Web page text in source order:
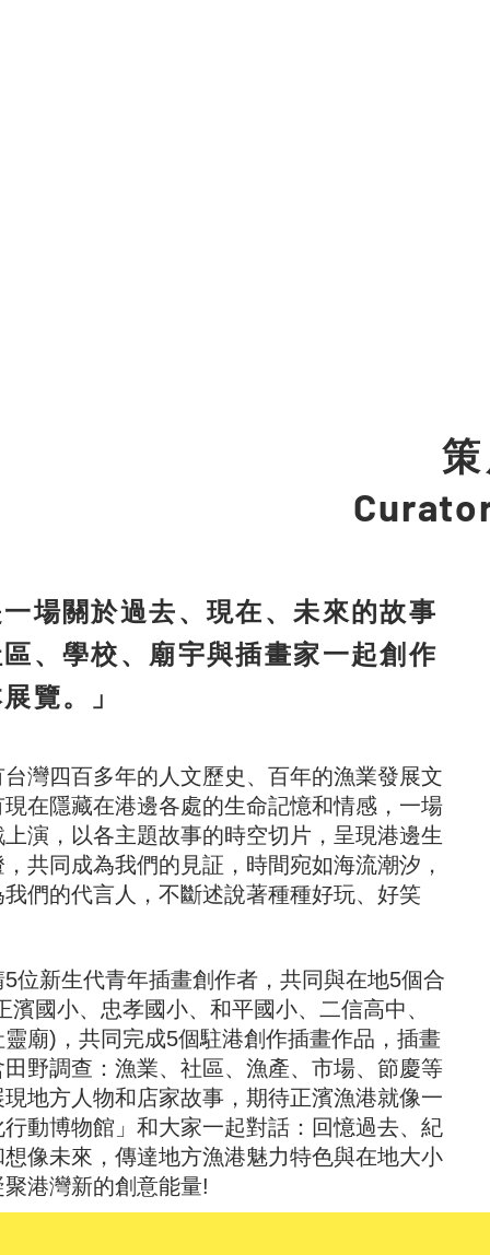
場關於過去、現在、未來的故事
、學校、廟宇與插畫家一起創作
覽。」
灣四百多年的人文歷史、百年的漁業發展文
在隱藏在港邊各處的生命記憶和情感，一場
演，以各主題故事的時空切片，呈現港邊生
共同成為我們的見証，時間宛如海流潮汐，
們的代言人，不斷述說著種種好玩、好笑
位新生代青年插畫創作者，共同與在地5個合
濱國小、忠孝國小、和平國小、二信高中、
廟)，共同完成5個駐港創作插畫作品，插畫
野調查：漁業、社區、漁產、市場、節慶等
地方人物和店家故事，期待正濱漁港就像一
動博物館」和大家一起對話：回憶過去、紀
像未來，傳達地方漁港魅力特色與在地大小
港灣新的創意能量!